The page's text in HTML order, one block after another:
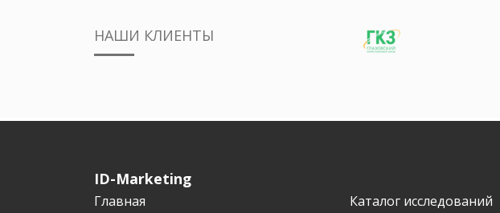
НАШИ КЛИЕНТЫ
ID-Marketing
Главная
Каталог исследований